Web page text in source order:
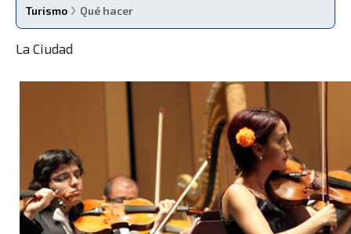
Turismo
Qué hacer
La Ciudad